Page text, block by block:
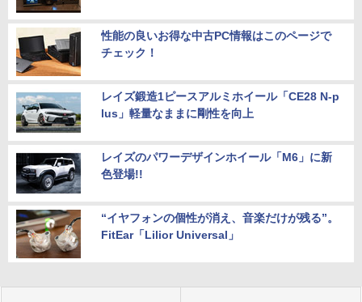
性能の良いお得な中古PC情報はこのページで
チェック！
レイズ鍛造1ピースアルミホイール「CE28 N-p
lus」軽量なままに剛性を向上
レイズのパワーデザインホイール「M6」に新
色登場!!
“イヤフォンの個性が消え、音楽だけが残る”。
FitEar「Lilior Universal」